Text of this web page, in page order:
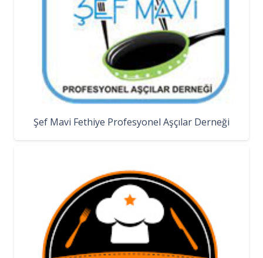
Şef Mavi Fethiye Profesyonel Aşçılar Derneği